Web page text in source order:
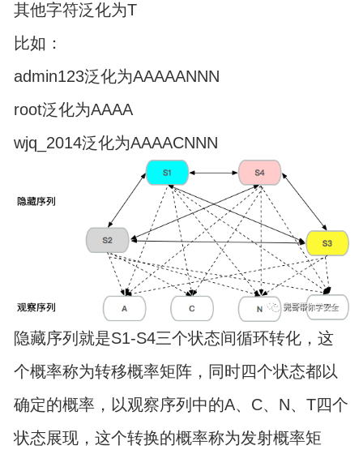
其他字符泛化为T
比如：
admin123泛化为AAAAANNN
root泛化为AAAA
wjq_2014泛化为AAAACNNN
隐藏序列就是S1-S4三个状态间循环转化，这
个概率称为转移概率矩阵，同时四个状态都以
确定的概率，以观察序列中的A、C、N、T四个
状态展现，这个转换的概率称为发射概率矩